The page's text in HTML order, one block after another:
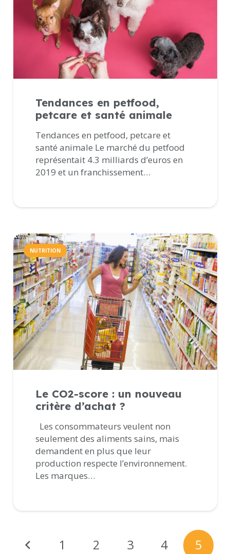
Tendances en petfood,
petcare et santé animale
Tendances en petfood, petcare et
santé animale Le marché du petfood
représentait 4.3 milliards d’euros en
2019 et un franchissement…
NUTRITION
Le CO2-score : un nouveau
critère d’achat ?
Les consommateurs veulent non
seulement des aliments sains, mais
demandent en plus que leur
production respecte l’environnement.
Les marques…
1 2 3 4 5